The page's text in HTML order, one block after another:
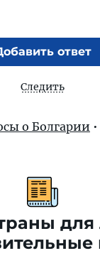
ответ
Следить
о Болгарии •
для